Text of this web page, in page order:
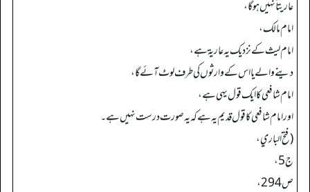
عاریتاً نہیں ہو گا،
امام مالک،
امام لیث کے نزدیک یہ عاریۃ ہے،
دینے والے یا اس کے وارثوں کی طرف لوٹ آئے گا،
امام شافعی کا ایک قول یہی ہے،
اور امام شافعی کا قول قدیم یہ ہے کہ یہ صورت درست نہیں ہے۔
(فتح الباري،
ج 5،
ص 294،